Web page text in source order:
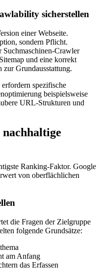
sicherstellen
einer Webseite.
sondern Pflicht.
Suchmaschinen-Crawler
und eine korrekt
Grundausstattung.
spezifische
beispielsweise
URL-Strukturen und
Ranking-Faktor. Google
von oberflächlichen
die Fragen der Zielgruppe
folgende Grundsätze:
am Anfang
das Erfassen